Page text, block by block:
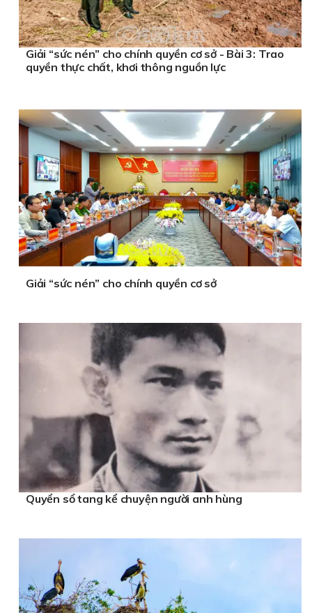
Giải “sức nén” cho chính quyền cơ sở - Bài 3: Trao
quyền thực chất, khơi thông nguồn lực
Giải “sức nén” cho chính quyền cơ sở
Quyển sổ tang kể chuyện người anh hùng